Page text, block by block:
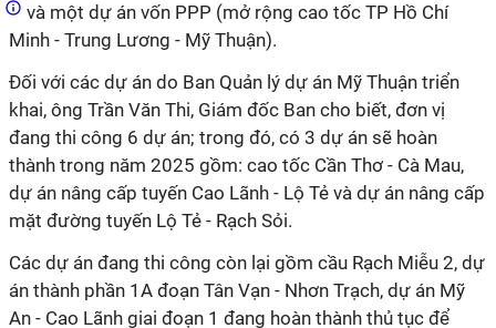
và một dự án vốn PPP (mở rộng cao tốc TP Hồ Chí
Minh - Trung Lương - Mỹ Thuận).
Đối với các dự án do Ban Quản lý dự án Mỹ Thuận triển
khai, ông Trần Văn Thi, Giám đốc Ban cho biết, đơn vị
đang thi công 6 dự án; trong đó, có 3 dự án sẽ hoàn
thành trong năm 2025 gồm: cao tốc Cần Thơ - Cà Mau,
dự án nâng cấp tuyến Cao Lãnh - Lộ Tẻ và dự án nâng cấp
mặt đường tuyến Lộ Tẻ - Rạch Sỏi.
Các dự án đang thi công còn lại gồm cầu Rạch Miễu 2, dự
án thành phần 1A đoạn Tân Vạn - Nhơn Trạch, dự án Mỹ
An - Cao Lãnh giai đoạn 1 đang hoàn thành thủ tục để